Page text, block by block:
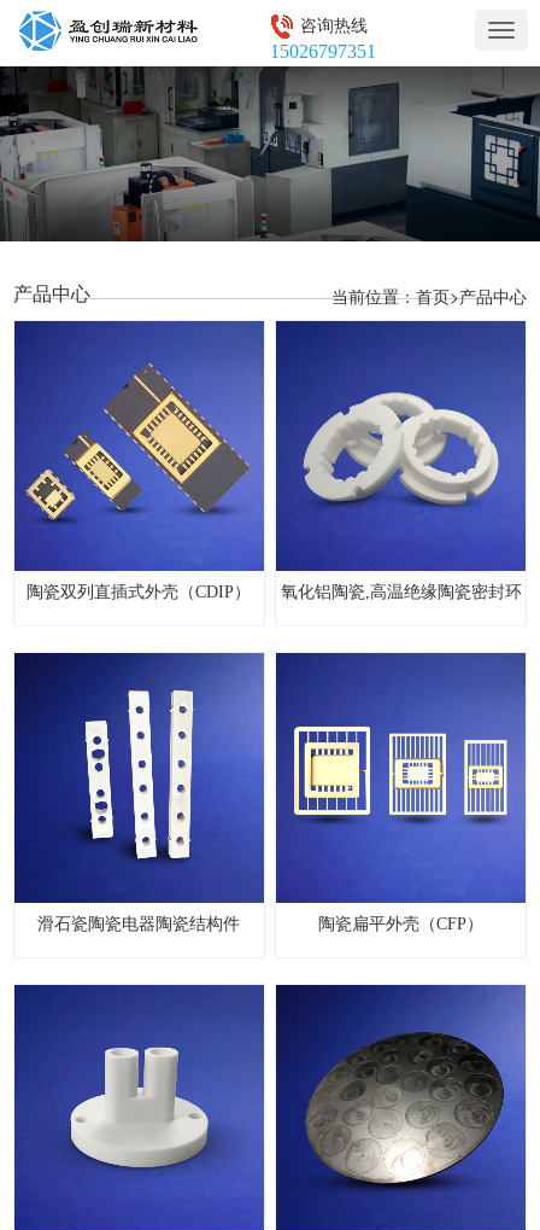
产品中心 当前位置：首页>产品中心
陶瓷双列直插式外壳（CDIP） 氧化铝陶瓷,高温绝缘陶瓷密封环
滑石瓷陶瓷电器陶瓷结构件 陶瓷扁平外壳（CFP）
咨询热线
15026797351